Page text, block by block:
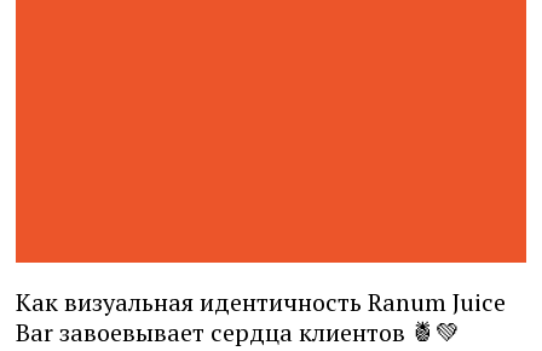
Как визуальная идентичность Ranum Juice
Bar завоевывает сердца клиентов 🍍💚